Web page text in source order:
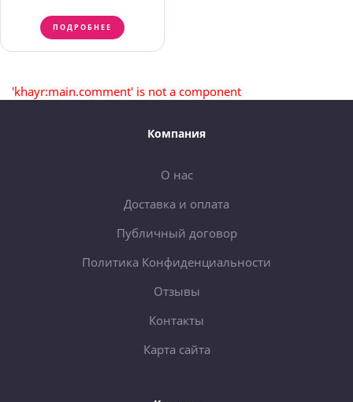
ПОДРОБНЕЕ
'khayr:main.comment' is not a component
Компания
О нас
Доставка и оплата
Публичный договор
Политика Конфиденциальности
Отзывы
Контакты
Карта сайта